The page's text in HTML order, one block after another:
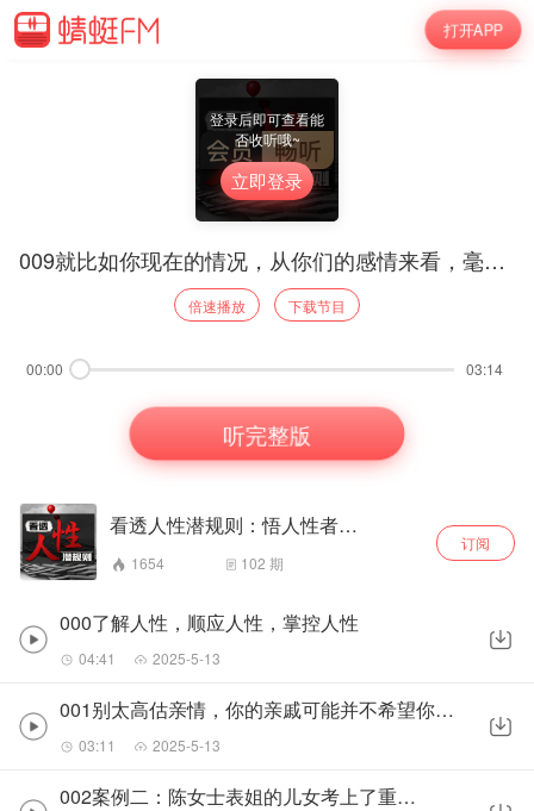
打开APP
登录后即可查看能
否收听哦~
立即登录
009就比如你现在的情况，从你们的感情来看，毫无疑问是不和谐的
倍速播放 下载节目
00:00 03:14
听完整版
看透人性潜规则：悟人性者顺人生|提升格局
1654 102 期
订阅
000了解人性，顺应人性，掌控人性
04:41 2025-5-13
001别太高估亲情，你的亲戚可能并不希望你过得太好
03:11 2025-5-13
002案例二：陈女士表姐的儿女考上了重点大学